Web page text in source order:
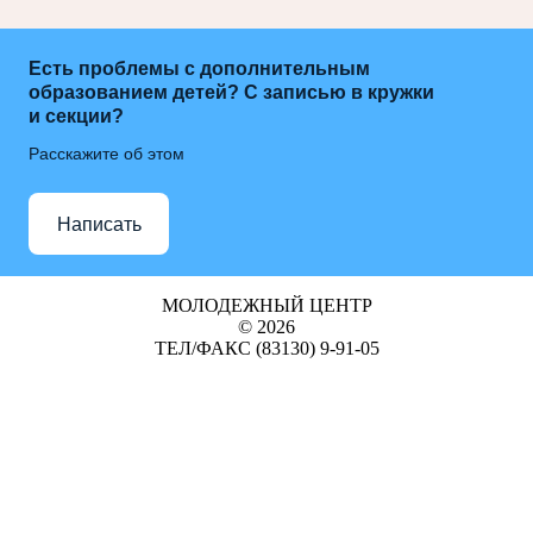
Есть проблемы с дополнительным
образованием детей? С записью в кружки
и секции?
Расскажите об этом
Написать
МОЛОДЕЖНЫЙ ЦЕНТР
© 2026
ТЕЛ/ФАКС (83130) 9-91-05